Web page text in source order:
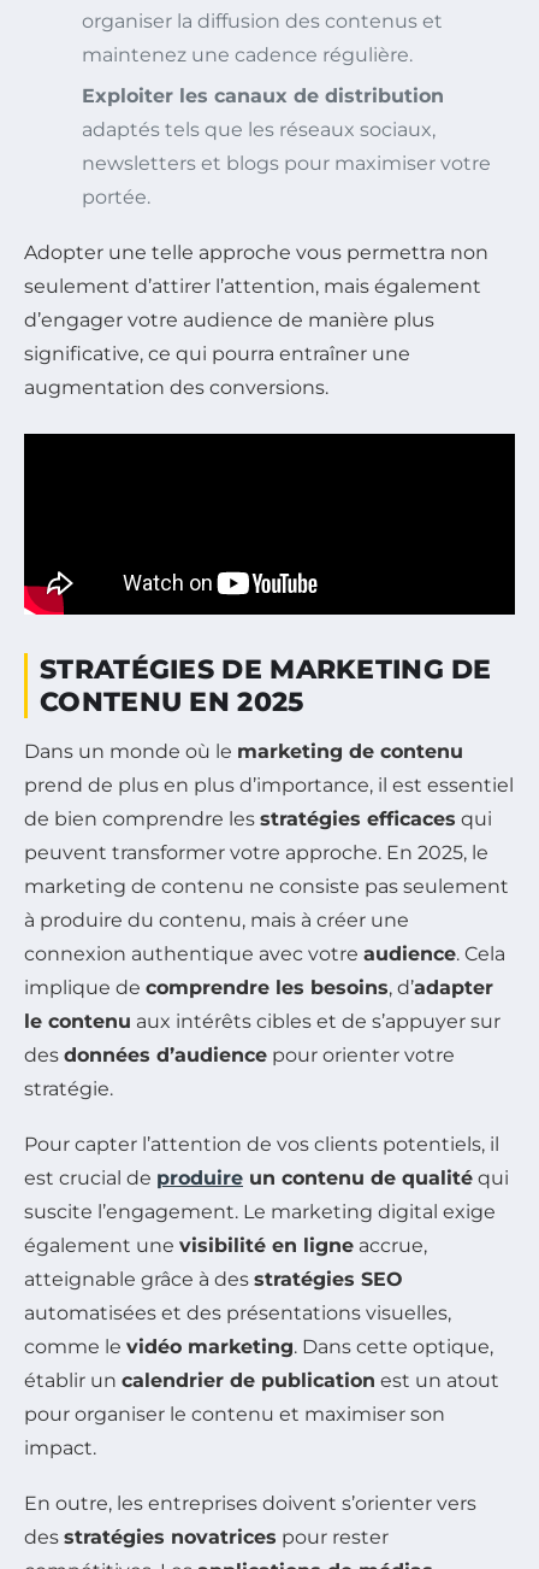
organiser la diffusion des contenus et
maintenez une cadence régulière.
Exploiter les canaux de distribution
adaptés tels que les réseaux sociaux,
newsletters et blogs pour maximiser votre
portée.
Adopter une telle approche vous permettra non
seulement d’attirer l’attention, mais également
d’engager votre audience de manière plus
significative, ce qui pourra entraîner une
augmentation des conversions.
STRATÉGIES DE MARKETING DE
CONTENU EN 2025
Dans un monde où le marketing de contenu
prend de plus en plus d’importance, il est essentiel
de bien comprendre les stratégies efficaces qui
peuvent transformer votre approche. En 2025, le
marketing de contenu ne consiste pas seulement
à produire du contenu, mais à créer une
connexion authentique avec votre audience. Cela
implique de comprendre les besoins, d’adapter
le contenu aux intérêts cibles et de s’appuyer sur
des données d’audience pour orienter votre
stratégie.
Pour capter l’attention de vos clients potentiels, il
est crucial de produire un contenu de qualité qui
suscite l’engagement. Le marketing digital exige
également une visibilité en ligne accrue,
atteignable grâce à des stratégies SEO
automatisées et des présentations visuelles,
comme le vidéo marketing. Dans cette optique,
établir un calendrier de publication est un atout
pour organiser le contenu et maximiser son
impact.
En outre, les entreprises doivent s’orienter vers
des stratégies novatrices pour rester